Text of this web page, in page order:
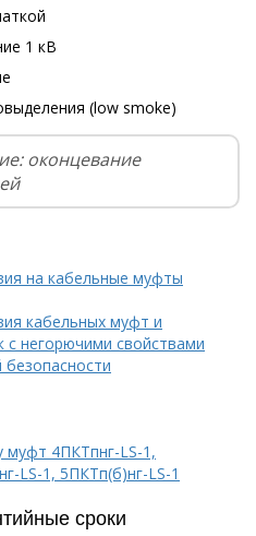
1 кВ
(low smoke)
оконцевание
на кабельные муфты
кабельных муфт и
с негорючими свойствами
муфт 4ПКТпнг-LS-1,
LS-1, 5ПКТп(б)нг-LS-1
сроки